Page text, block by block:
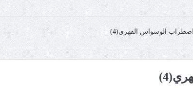
اضطراب الوسواس القهري(4)